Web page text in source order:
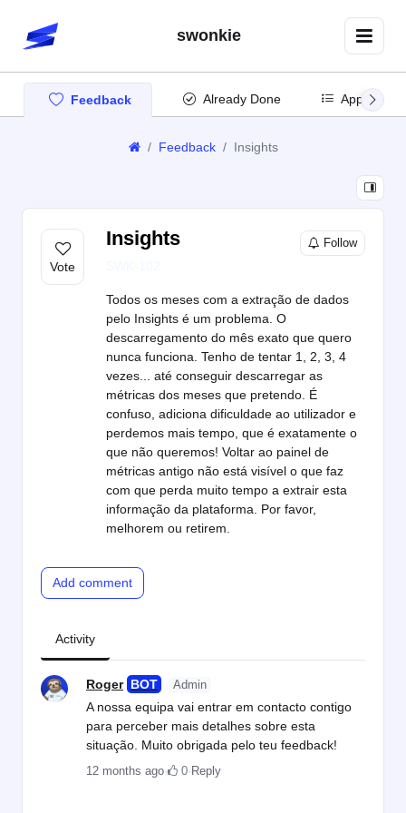
swonkie
Feedback Already Done App
Feedback Insights
Insights Follow
Todos os meses com a extração de dados
pelo Insights é um problema. O
descarregamento do mês exato que quero
nunca funciona. Tenho de tentar 1, 2, 3, 4
vezes... até conseguir descarregar as
métricas dos meses que pretendo. É
confuso, adiciona dificuldade ao utilizador e
perdemos mais tempo, que é exatamente o
que não queremos! Voltar ao painel de
métricas antigo não está visível o que faz
com que perda muito tempo a extrair esta
informação da plataforma. Por favor,
melhorem ou retirem.
Add comment
Activity
Roger Admin
A nossa equipa vai entrar em contacto contigo
para perceber mais detalhes sobre esta
situação. Muito obrigada pelo teu feedback!
12 months ago· 0· Reply